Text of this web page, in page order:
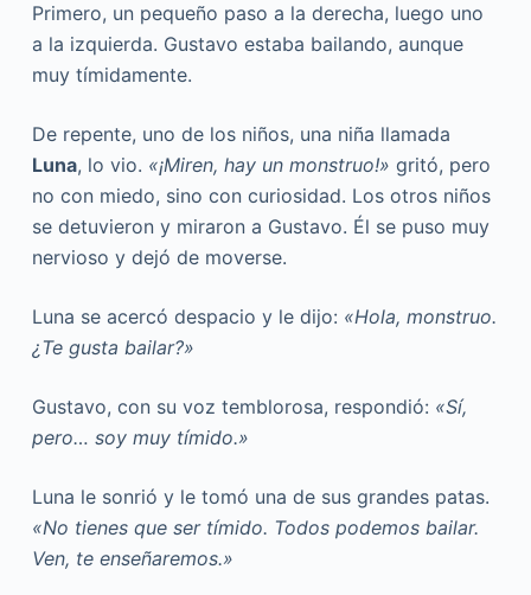
Primero, un pequeño paso a la derecha, luego uno
a la izquierda. Gustavo estaba bailando, aunque
muy tímidamente.
De repente, uno de los niños, una niña llamada
Luna, lo vio. «¡Miren, hay un monstruo!» gritó, pero
no con miedo, sino con curiosidad. Los otros niños
se detuvieron y miraron a Gustavo. Él se puso muy
nervioso y dejó de moverse.
Luna se acercó despacio y le dijo: «Hola, monstruo.
¿Te gusta bailar?»
Gustavo, con su voz temblorosa, respondió: «Sí,
pero… soy muy tímido.»
Luna le sonrió y le tomó una de sus grandes patas.
«No tienes que ser tímido. Todos podemos bailar.
Ven, te enseñaremos.»